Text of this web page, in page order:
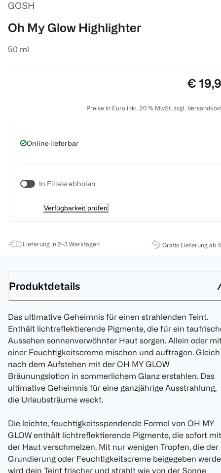
GOSH
Oh My Glow Highlighter
50 ml
Preis:
€
Preise in Euro inkl. 20 % MwSt. zzgl.
Online lieferbar
In Filiale abholen
Verfügbarkeit prüfen
Lieferung in 2-3 Werktagen Gratis Lieferung ab
Produktdetails
Das ultimative Geheimnis für einen strahlenden Teint.
Enthält lichtreflektierende Pigmente, die für ein
Aussehen sonnenverwöhnter Haut sorgen. Allein oder
einer Feuchtigkeitscreme mischen und auftragen. Gleich
nach dem Aufstehen mit der OH MY GLOW
Bräunungslotion in sommerlichem Glanz erstahlen. Das
ultimative Geheimnis für eine ganzjährige Ausstrahlung,
die Urlaubsträume weckt.
Die leichte, feuchtigkeitsspendende Formel von OH MY
GLOW enthält lichtreflektierende Pigmente, die sofort mit
der Haut verschmelzen. Mit nur wenigen Tropfen, die der
Grundierung oder Feuchtigkeitscreme beigegeben
wird dein Teint frischer und strahlt wie von der Sonne